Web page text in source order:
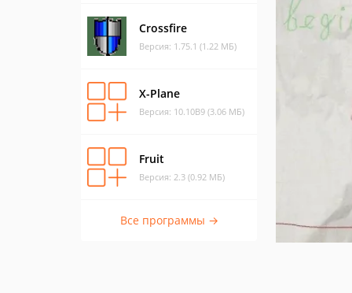
Crossfire
Версия: 1.75.1 (1.22 МБ)
X-Plane
Версия: 10.10B9 (3.06 МБ)
Fruit
Версия: 2.3 (0.92 МБ)
Все программы →